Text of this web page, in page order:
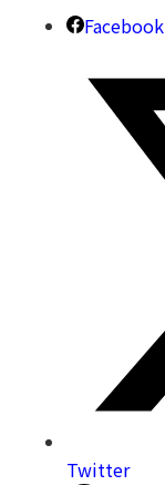
Facebook
Twitter